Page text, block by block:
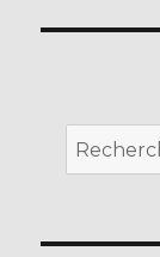
pour :